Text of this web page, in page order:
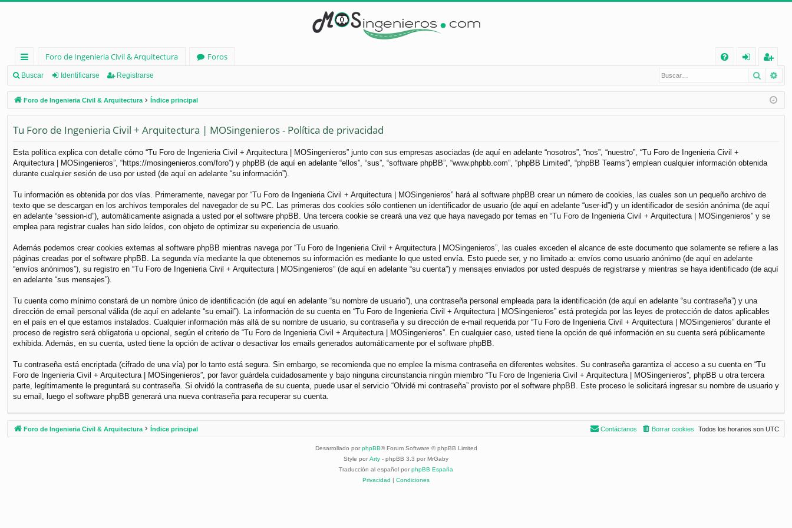
nl
ac
es
rá
pi
d
Foro de Ingenieria Civil & Arquitectura
Foros
Q
nt
ifi
e
eg
ist
ra
Buscar Identificarse Registrarse Buscar
Foro de Ingenieria Civil & Arquitectura Índice principal
Tu Foro de Ingenieria Civil + Arquitectura | MOSingenieros - Política de privacidad
Esta política explica con detalle cómo “Tu Foro de Ingenieria Civil + Arquitectura | MOSingenieros” junto con sus empresas asociadas (de aquí en adelante “nosotros”, “nos”, “nuestro”, “Tu Foro de Ingenieria Civil +
Arquitectura | MOSingenieros”, “https://mosingenieros.com/foro”) y phpBB (de aquí en adelante “ellos”, “sus”, “software phpBB”, “www.phpbb.com”, “phpBB Limited”, “phpBB Teams”) emplean cualquier información obtenida
durante cualquier sesión de uso por usted (de aquí en adelante “su información”).
Tu información es obtenida por dos vías. Primeramente, navegar por “Tu Foro de Ingenieria Civil + Arquitectura | MOSingenieros” hará al software phpBB crear un número de cookies, las cuales son un pequeño archivo de
texto que se descargan en los archivos temporales del navegador de su PC. Las primeras dos cookies sólo contienen un identificador de usuario (de aquí en adelante “user-id”) y un identificador de sesión anónima (de aquí
en adelante “session-id”), automáticamente asignada a usted por el software phpBB. Una tercera cookie se creará una vez que haya navegado por temas en “Tu Foro de Ingenieria Civil + Arquitectura | MOSingenieros” y se
emplea para registrar cuales han sido leídos, con objeto de optimizar su experiencia de usuario.
Además podemos crear cookies externas al software phpBB mientras navega por “Tu Foro de Ingenieria Civil + Arquitectura | MOSingenieros”, las cuales exceden el alcance de este documento que solamente se refiere a las
páginas creadas por el software phpBB. La segunda vía mediante la que obtenemos su información es mediante lo que usted envía. Esto puede ser, y no limitado a: envíos como usuario anónimo (de aquí en adelante
“envíos anónimos”), su registro en “Tu Foro de Ingenieria Civil + Arquitectura | MOSingenieros” (de aquí en adelante “su cuenta”) y mensajes enviados por usted después de registrarse y mientras se haya identificado (de aquí
en adelante “sus mensajes”).
Tu cuenta como mínimo constará de un nombre único de identificación (de aquí en adelante “su nombre de usuario”), una contraseña personal empleada para la identificación (de aquí en adelante “su contraseña”) y una
dirección de email personal válida (de aquí en adelante “su email”). La información de su cuenta en “Tu Foro de Ingenieria Civil + Arquitectura | MOSingenieros” está protegida por las leyes de protección de datos aplicables
en el país en el que estamos instalados. Cualquier información más allá de su nombre de usuario, su contraseña y su dirección de e-mail requerida por “Tu Foro de Ingenieria Civil + Arquitectura | MOSingenieros” durante el
proceso de registro será obligatoria u opcional, según el criterio de “Tu Foro de Ingenieria Civil + Arquitectura | MOSingenieros”. En cualquier caso, usted tiene la opción de qué información en su cuenta será públicamente
exhibida. Además, en su cuenta, usted tiene la opción de activar o desactivar los emails generados automáticamente por el software phpBB.
Tu contraseña está encriptada (cifrado de una vía) por lo tanto está segura. Sin embargo, se recomienda que no emplee la misma contraseña en diferentes websites. Su contraseña garantiza el acceso a su cuenta en “Tu
Foro de Ingenieria Civil + Arquitectura | MOSingenieros”, por favor guárdela cuidadosamente y bajo ninguna circunstancia ningún miembro “Tu Foro de Ingenieria Civil + Arquitectura | MOSingenieros”, phpBB u otra tercera
parte, legítimamente le preguntará su contraseña. Si olvidó la contraseña de su cuenta, puede usar el servicio “Olvidé mi contraseña” provisto por el software phpBB. Este proceso le solicitará ingresar su nombre de usuario y
su email, luego el software phpBB generará una nueva contraseña para recuperar su cuenta.
Foro de Ingenieria Civil & Arquitectura Índice principal Todos los horarios son UTC
Borrar cookies
Contáctanos
Desarrollado por phpBB® Forum Software © phpBB Limited
Style por Arty - phpBB 3.3 por MrGaby
Traducción al español por phpBB España
Privacidad | Condiciones